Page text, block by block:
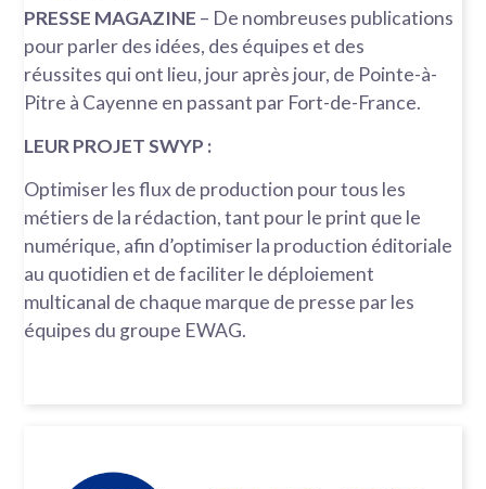
PRESSE MAGAZINE – De nombreuses publications
pour parler des idées, des équipes et des
réussites qui ont lieu, jour après jour, de Pointe-à-
Pitre à Cayenne en passant par Fort-de-France.
LEUR PROJET SWYP :
Optimiser les flux de production pour tous les
métiers de la rédaction, tant pour le print que le
numérique, afin d’optimiser la production éditoriale
au quotidien et de faciliter le déploiement
multicanal de chaque marque de presse par les
équipes du groupe EWAG.